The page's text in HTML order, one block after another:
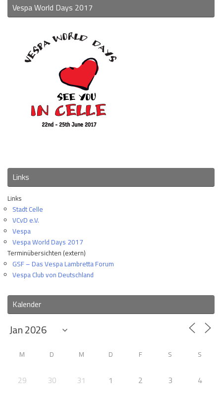
Vespa World Days 2017
Links
Links
Stadt Celle
VCvD e.V.
Vespa
Vespa World Days 2017
Terminübersichten (extern)
GSF – Das Vespa Lambretta Forum
Vespa Club von Deutschland
Kalender
M D M D F S S
29 30 31 1 2 3 4